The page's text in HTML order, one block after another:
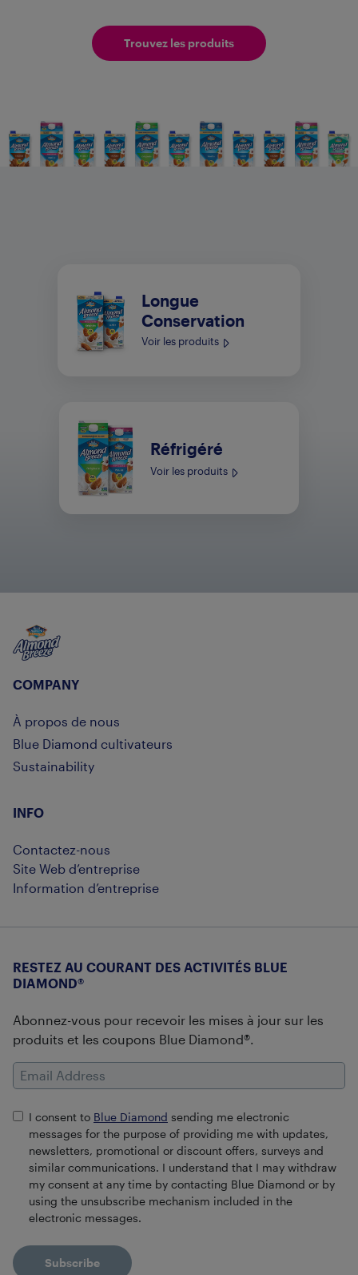
Trouvez les produits
Longue
Conservation
Voir les produits
Réfrigéré
Voir les produits
Almond Breeze
COMPANY
À propos de nous
Blue Diamond cultivateurs
Sustainability
INFO
Contactez-nous
Site Web d’entreprise
Information d’entreprise
RESTEZ AU COURANT DES ACTIVITÉS BLUE
DIAMOND®
Abonnez-vous pour recevoir les mises à jour sur les
produits et les coupons Blue Diamond®.
Email Address
I consent to Blue Diamond sending me electronic
messages for the purpose of providing me with updates,
newsletters, promotional or discount offers, surveys and
similar communications. I understand that I may withdraw
my consent at any time by contacting Blue Diamond or by
using the unsubscribe mechanism included in the
electronic messages.
Subscribe